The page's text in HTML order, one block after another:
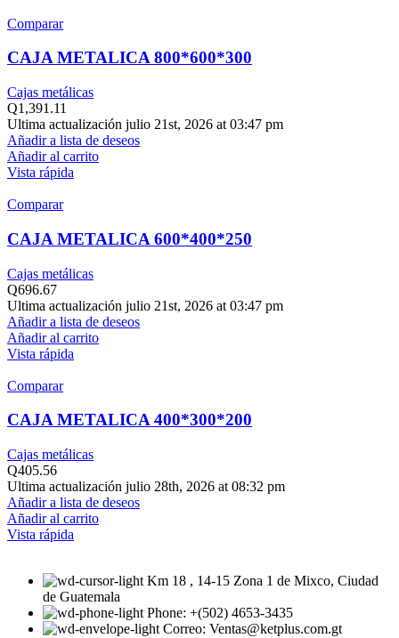
Comparar
CAJA METALICA 800*600*300
Cajas metálicas
Q1,391.11
Ultima actualización julio 21st, 2026 at 03:47 pm
Añadir a lista de deseos
Añadir al carrito
Vista rápida
Comparar
CAJA METALICA 600*400*250
Cajas metálicas
Q696.67
Ultima actualización julio 21st, 2026 at 03:47 pm
Añadir a lista de deseos
Añadir al carrito
Vista rápida
Comparar
CAJA METALICA 400*300*200
Cajas metálicas
Q405.56
Ultima actualización julio 28th, 2026 at 08:32 pm
Añadir a lista de deseos
Añadir al carrito
Vista rápida
Km 18 , 14-15 Zona 1 de Mixco, Ciudad
de Guatemala
Phone: +(502) 4653-3435
Correo: Ventas@ketplus.com.gt